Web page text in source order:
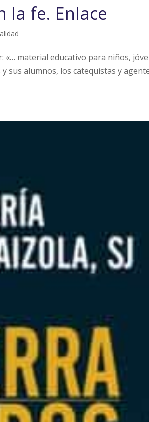
la fe. Enlace
«… material educativo para niños,
sus alumnos, los catequistas y